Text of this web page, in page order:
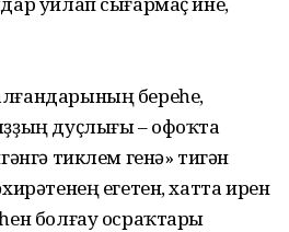
береһе,
дуҫлығы – офоҡта
тиклем генә» тигән
егетен, хатта ирен
болғау осраҡтары